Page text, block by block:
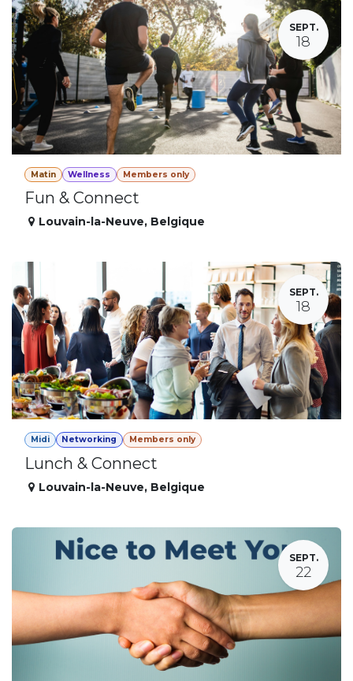
SEPT.
18
Matin Wellness Members only
Fun & Connect
Louvain-la-Neuve, Belgique
SEPT.
18
Midi Networking Members only
Lunch & Connect
Louvain-la-Neuve, Belgique
SEPT.
22